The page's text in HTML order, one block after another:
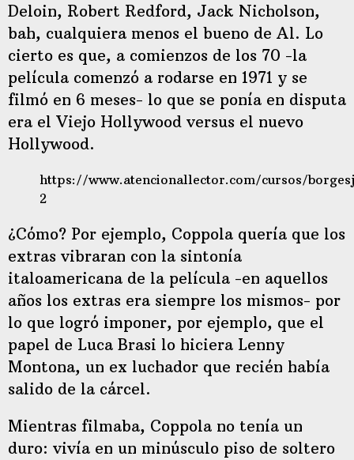
Deloin, Robert Redford, Jack Nicholson,
bah, cualquiera menos el bueno de Al. Lo
cierto es que, a comienzos de los 70 -la
película comenzó a rodarse en 1971 y se
filmó en 6 meses- lo que se ponía en disputa
era el Viejo Hollywood versus el nuevo
Hollywood.
https://www.atencionallector.com/cursos/
2
¿Cómo? Por ejemplo, Coppola quería que los
extras vibraran con la sintonía
italoamericana de la película -en aquellos
años los extras era siempre los mismos- por
lo que logró imponer, por ejemplo, que el
papel de Luca Brasi lo hiciera Lenny
Montona, un ex luchador que recién había
salido de la cárcel.
Mientras filmaba, Coppola no tenía un
duro: vivía en un minúsculo piso de soltero